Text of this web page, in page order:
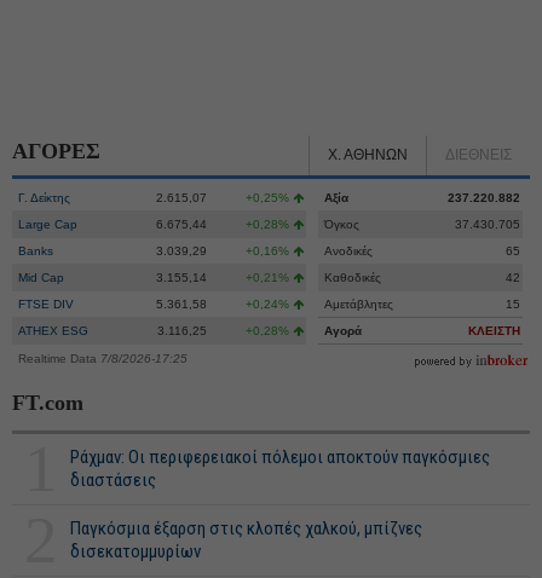
ΑΓΟΡΕΣ Χ. ΑΘΗΝΩΝ ΔΙΕΘΝΕΙΣ
Γ. Δείκτης 2.615,07
+0,25%
Large Cap
6.675,44
+0,28%
Banks
3.039,29
+0,16%
Mid Cap
3.155,14
+0,21%
FTSE DIV
5.361,58
+0,24%
ATHEX ESG
3.116,25 +0,28%
Αξία
237.220.882
Όγκος
37.430.705
Ανοδικές
65
Καθοδικές
42
Αμετάβλητες
15
Αγορά
ΚΛΕΙΣΤΗ
Realtime Data 7/8/2026-17:25
FT.com
Ράχμαν: Οι περιφερειακοί πόλεμοι αποκτούν παγκόσμιες
διαστάσεις
Παγκόσμια έξαρση στις κλοπές χαλκού, μπίζνες
δισεκατομμυρίων